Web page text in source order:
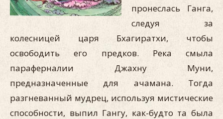
пронеслась Ганга,
следуя за
колесницей царя Бхагиратхи, чтобы
освободить его предков. Река смыла
параферналии Джахну Муни,
предназначенные для ачамана. Тогда
разгневанный мудрец, используя мистические
способности, выпил Гангу, как-будто та была